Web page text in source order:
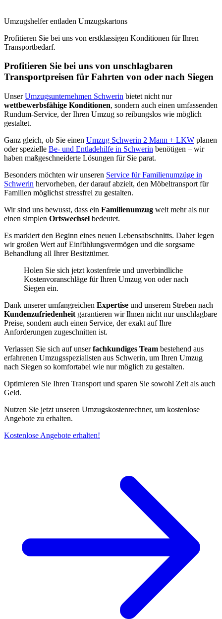
Umzugshelfer entladen Umzugskartons
Profitieren Sie bei uns von erstklassigen Konditionen für Ihren
Transportbedarf.
Profitieren Sie bei uns von unschlagbaren
Transportpreisen für Fahrten von oder nach Siegen
UnserUmzugsunternehmen Schwerin bietet nicht nur
wettbewerbsfähige Konditionen, sondern auch einen umfassenden
Rundum-Service, der Ihren Umzug so reibungslos wie möglich
gestaltet.
Ganz gleich, ob Sie einen Umzug Schwerin 2 Mann + LKW planen
oder spezielle Be- und Entladehilfe in Schwerin benötigen – wir
haben maßgeschneiderte Lösungen für Sie parat.
Besonders möchten wir unseren Service für Familienumzüge in
Schwerin hervorheben, der darauf abzielt, den Möbeltransport für
Familien möglichst stressfrei zu gestalten.
Wir sind uns bewusst, dass ein Familienumzug weit mehr als nur
einen simplen Ortswechsel bedeutet.
Es markiert den Beginn eines neuen Lebensabschnitts. Daher legen
wir großen Wert auf Einfühlungsvermögen und die sorgsame
Behandlung all Ihrer Besitztümer.
Holen Sie sich jetzt kostenfreie und unverbindliche
Kostenvoranschläge für Ihren Umzug von oder nach
Siegen ein.
Dank unserer umfangreichen Expertise und unserem Streben nach
Kundenzufriedenheit garantieren wir Ihnen nicht nur unschlagbare
Preise, sondern auch einen Service, der exakt auf Ihre
Anforderungen zugeschnitten ist.
Verlassen Sie sich auf unserfachkundiges Team bestehend aus
erfahrenen Umzugsspezialisten aus Schwerin, um Ihren Umzug
nach Siegen so komfortabel wie nur möglich zu gestalten.
Optimieren Sie Ihren Transport und sparen Sie sowohl Zeit als auch
Geld.
Nutzen Sie jetzt unseren Umzugskostenrechner, um kostenlose
Angebote zu erhalten.
Kostenlose Angebote erhalten!